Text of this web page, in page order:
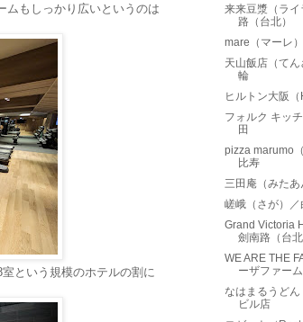
ムもしっかり広いというのは
という規模のホテルの割に
来来豆漿（ラ
路（台北）
mare（マーレ
天山飯店（て
輪
ヒルトン大阪
フォルク キッ
田
pizza marumo
比寿
三田庵（みた
嵯峨（さが）／
Grand Victoria
劍南路（台北
WE ARE THE
ーザファー
なはまるうど
ビル店